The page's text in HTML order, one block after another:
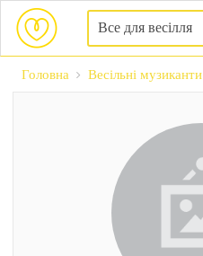
Все для весілля
Головна Весільні музиканти